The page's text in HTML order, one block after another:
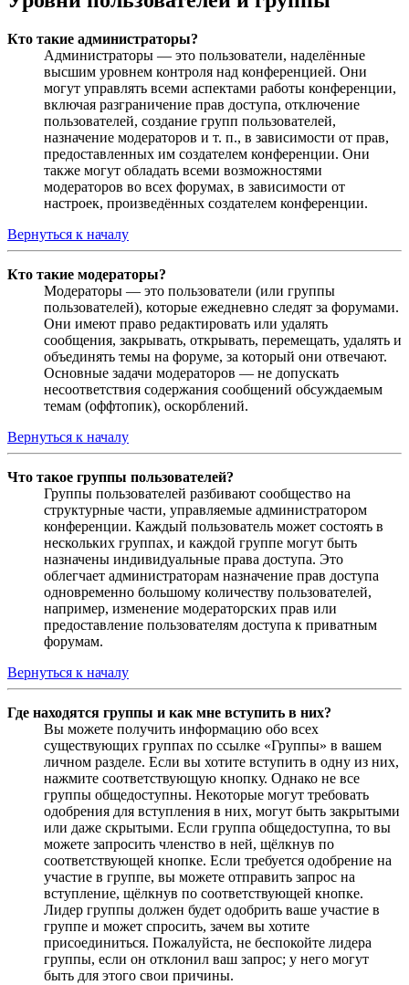
Кто такие администраторы?
Администраторы — это пользователи, наделённые
высшим уровнем контроля над конференцией. Они
могут управлять всеми аспектами работы конференции,
включая разграничение прав доступа, отключение
пользователей, создание групп пользователей,
назначение модераторов и т. п., в зависимости от прав,
предоставленных им создателем конференции. Они
также могут обладать всеми возможностями
модераторов во всех форумах, в зависимости от
настроек, произведённых создателем конференции.
Вернуться к началу
Кто такие модераторы?
Модераторы — это пользователи (или группы
пользователей), которые ежедневно следят за форумами.
Они имеют право редактировать или удалять
сообщения, закрывать, открывать, перемещать, удалять и
объединять темы на форуме, за который они отвечают.
Основные задачи модераторов — не допускать
несоответствия содержания сообщений обсуждаемым
темам (оффтопик), оскорблений.
Вернуться к началу
Что такое группы пользователей?
Группы пользователей разбивают сообщество на
структурные части, управляемые администратором
конференции. Каждый пользователь может состоять в
нескольких группах, и каждой группе могут быть
назначены индивидуальные права доступа. Это
облегчает администраторам назначение прав доступа
одновременно большому количеству пользователей,
например, изменение модераторских прав или
предоставление пользователям доступа к приватным
форумам.
Вернуться к началу
Где находятся группы и как мне вступить в них?
Вы можете получить информацию обо всех
существующих группах по ссылке «Группы» в вашем
личном разделе. Если вы хотите вступить в одну из них,
нажмите соответствующую кнопку. Однако не все
группы общедоступны. Некоторые могут требовать
одобрения для вступления в них, могут быть закрытыми
или даже скрытыми. Если группа общедоступна, то вы
можете запросить членство в ней, щёлкнув по
соответствующей кнопке. Если требуется одобрение на
участие в группе, вы можете отправить запрос на
вступление, щёлкнув по соответствующей кнопке.
Лидер группы должен будет одобрить ваше участие в
группе и может спросить, зачем вы хотите
присоединиться. Пожалуйста, не беспокойте лидера
группы, если он отклонил ваш запрос; у него могут
быть для этого свои причины.